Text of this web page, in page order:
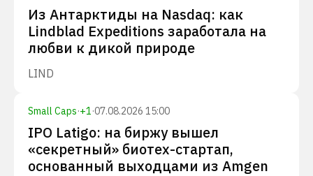
Из Антарктиды на Nasdaq: как
Lindblad Expeditions заработала на
любви к дикой природе
LIND
Small Caps·+1·07.08.2026 15:00
IPO Latigo: на биржу вышел
«секретный» биотех-стартап,
основанный выходцами из Amgen